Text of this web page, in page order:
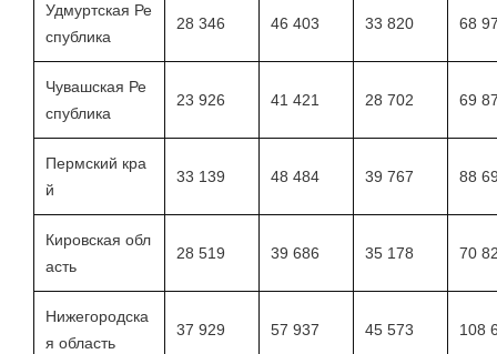
Удмуртская Ре
спублика
28 346 46 403 33 820 68
Чувашская Ре
спублика
23 926 41 421 28 702 69
Пермский кра
й
33 139 48 484 39 767 88
Кировская обл
асть
28 519 39 686 35 178 70
Нижегородска
я область
37 929 57 937 45 573 108